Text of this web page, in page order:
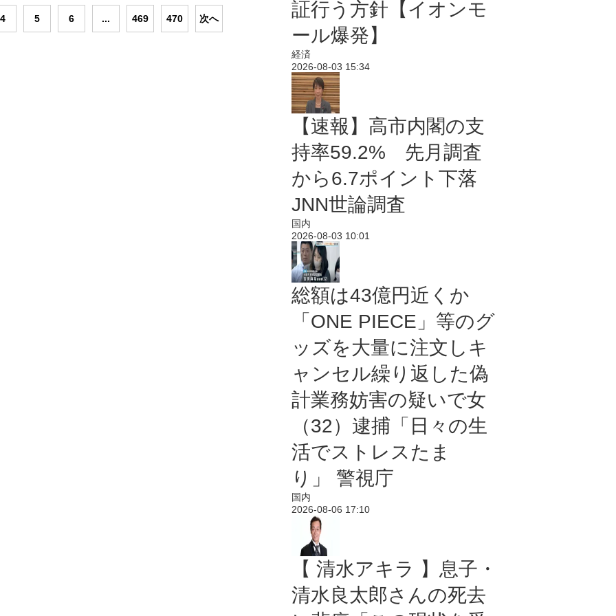
4 5 6 ... 469 470 次へ
証行う方針【イオンモ
ール爆発】
経済
2026-08-03 15:34
【速報】高市内閣の支
持率59.2% 先月調査
から6.7ポイント下落
JNN世論調査
国内
2026-08-03 10:01
総額は43億円近くか
「ONE PIECE」等のグ
ッズを大量に注文しキ
ャンセル繰り返した偽
計業務妨害の疑いで女
（32）逮捕「日々の生
活でストレスたま
り」 警視庁
国内
2026-08-06 17:10
【 清水アキラ 】息子・
清水良太郎さんの死去